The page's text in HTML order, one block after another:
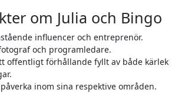
om Julia och Bingo
influencer och entreprenör.
och programledare.
offentligt förhållande fyllt av både kärlek
inom sina respektive områden.